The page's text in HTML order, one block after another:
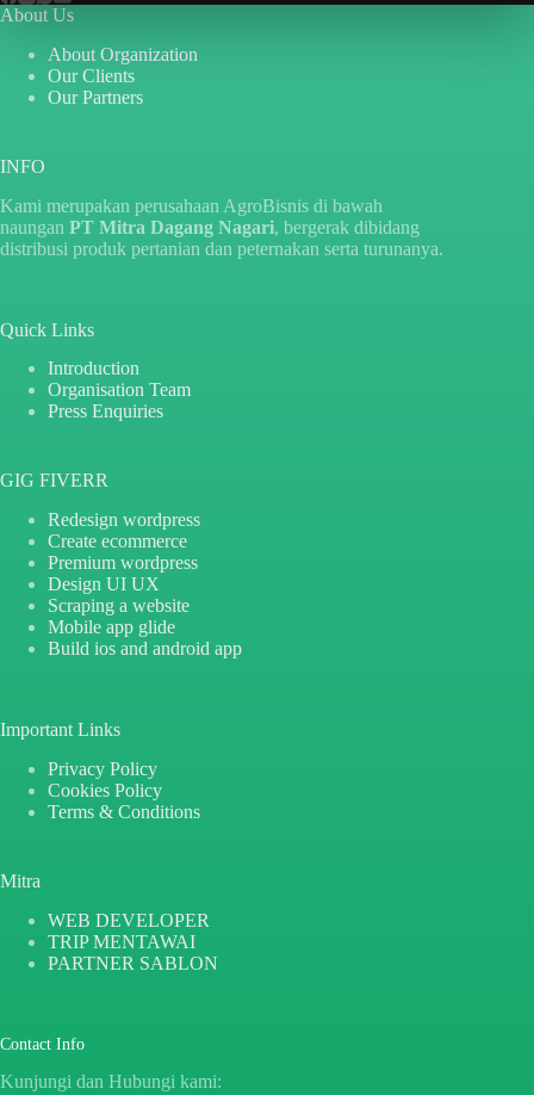
About Us
About Organization
Our Clients
Our Partners
INFO
Kami merupakan perusahaan AgroBisnis di bawah
naungan PT Mitra Dagang Nagari, bergerak dibidang
distribusi produk pertanian dan peternakan serta turunanya.
Quick Links
Introduction
Organisation Team
Press Enquiries
GIG FIVERR
Redesign wordpress
Create ecommerce
Premium wordpress
Design UI UX
Scraping a website
Mobile app glide
Build ios and android app
Important Links
Privacy Policy
Cookies Policy
Terms & Conditions
Mitra
WEB DEVELOPER
TRIP MENTAWAI
PARTNER SABLON
Contact Info
Kunjungi dan Hubungi kami: